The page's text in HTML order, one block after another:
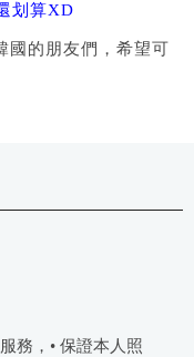
划算XD
國的朋友們，希望可
務，• 保證本人照